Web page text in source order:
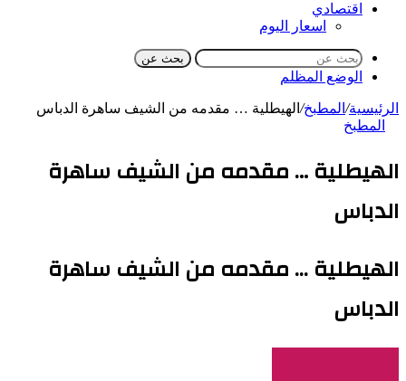
اقتصادي
اسعار اليوم
بحث عن
الوضع المظلم
الرئيسية/ المطبخ/ الهيطلية … مقدمه من الشيف ساهرة الدباس
المطبخ
الهيطلية … مقدمه من الشيف ساهرة
الدباس
الهيطلية ... مقدمه من الشيف ساهرة
الدباس